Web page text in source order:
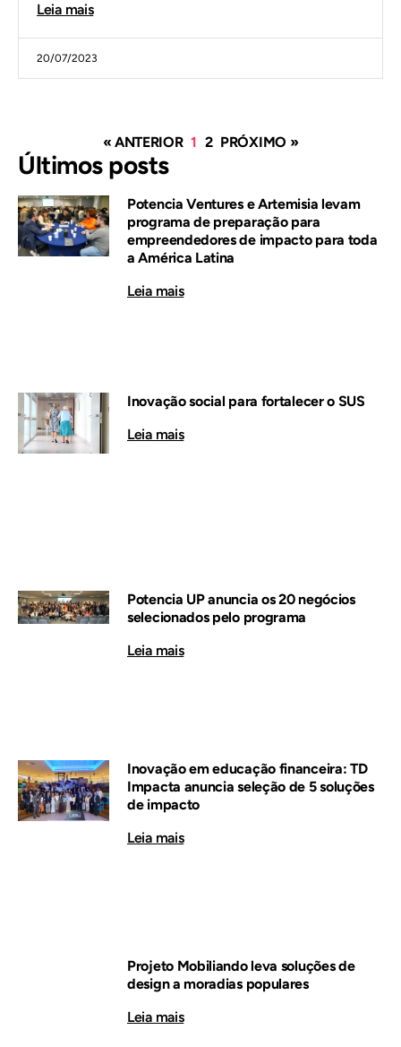
Leia mais
20/07/2023
« ANTERIOR 1 2 PRÓXIMO »
Últimos posts
Potencia Ventures e Artemisia levam
programa de preparação para
empreendedores de impacto para toda
a América Latina
Leia mais
Inovação social para fortalecer o SUS
Leia mais
Potencia UP anuncia os 20 negócios
selecionados pelo programa
Leia mais
Inovação em educação financeira: TD
Impacta anuncia seleção de 5 soluções
de impacto
Leia mais
Projeto Mobiliando leva soluções de
design a moradias populares
Leia mais